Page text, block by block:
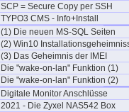
SCP = Secure Copy per SSH
TYPO3 CMS - Info+Install
(1) Die neuen MS-SQL Seiten
(2) Win10
(3) Das Geheimnis der IMEI
Die "wake-on-lan" Funktion (1)
Die "wake-on-lan" Funktion (2)
Digitale Monitor Anschlüsse
2021 - Die Zyxel NAS542 Box